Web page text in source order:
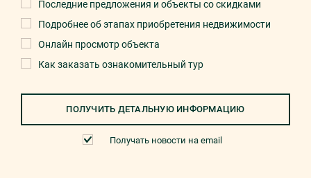
Последние предложения и объекты со скидками
Подробнее об этапах приобретения недвижимости
Онлайн просмотр объекта
Как заказать ознакомительный тур
ПОЛУЧИТЬ ДЕТАЛЬНУЮ ИНФОРМАЦИЮ
Получать новости на email